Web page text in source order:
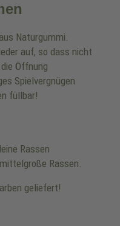
Naturgummi.
auf, so dass nicht
Öffnung
Spielvergnügen
füllbar!
Rassen
Rassen.
geliefert!